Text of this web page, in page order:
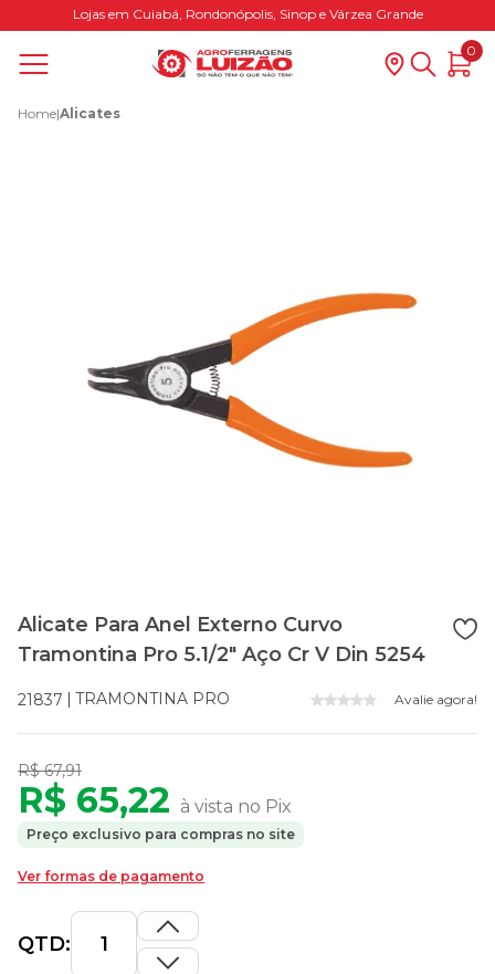
Lojas em Cuiabá, Rondonópolis, Sinop e Várzea Grande
0
Home|Alicates
Alicate Para Anel Externo Curvo
Tramontina Pro 5.1/2" Aço Cr V Din 5254
21837 TRAMONTINA PRO Avalie agora!
R$ 67,91
R$ 65,22 à vista no Pix
Preço exclusivo para compras no site
Ver formas de pagamento
QTD: